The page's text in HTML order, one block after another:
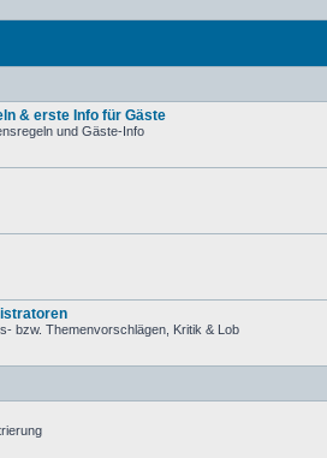
& erste Info für Gäste
und Gäste-Info
bzw. Themenvorschlägen, Kritik & Lob